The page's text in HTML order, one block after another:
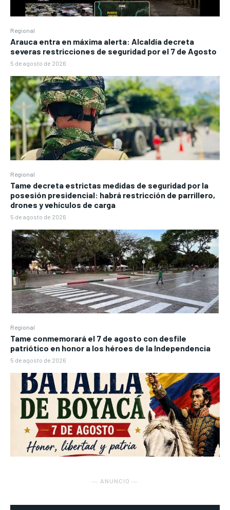
Regional
Arauca entra en máxima alerta: Alcaldía decreta
severas restricciones de seguridad por el 7 de Agosto
5 de agosto de 2026
Regional
Tame decreta estrictas medidas de seguridad por la
posesión presidencial: habrá restricción de parrillero,
drones y vehículos de carga
5 de agosto de 2026
Regional
Tame conmemorará el 7 de agosto con desfile
patriótico en honor a los héroes de la Independencia
5 de agosto de 2026
― ANUNCIO ―